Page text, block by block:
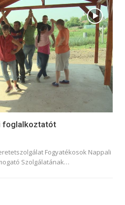
foglalkoztatót
Fogyatékosok Nappali
Szolgálatának…